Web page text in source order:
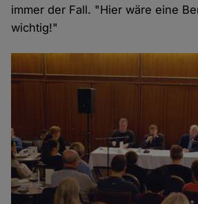
immer der Fall. "Hier wäre eine
wichtig!"